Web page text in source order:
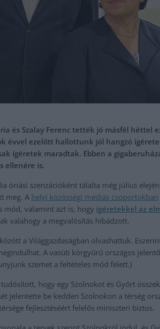
és Szalay Ferenc tették jó másfél
évvel ezelőtt hallottunk jól hangzó
ígéretek maradtak. Ebben a
ellenére is.
óriási szenzációként tálalta még július
meg. A helyi közösségi médiás csoportokban
mód, valamint azt is, hogy ígéretekkel az
valahogy a megvalósítás hibádzott.
a Világgazdaságban olvashattuk.
A vasúti körgyűrű országos
szemet a feltételes mód felett.)
hogy egy Szolnokot és Győrt
jelentette be kedden Szolnokon a térség
fejlesztéséért felelős miniszteri biztos.